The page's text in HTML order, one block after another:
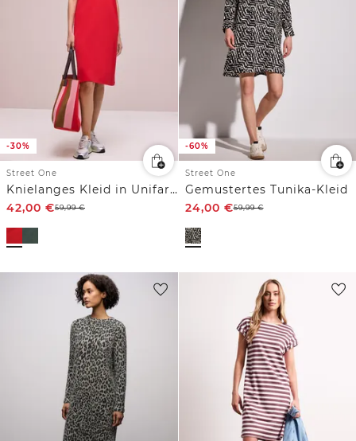
-30%
Street One
Knielanges Kleid in Unifarbe
42,00 €59,99€
-60%
Street One
Gemustertes Tunika-Kleid
24,00 €59,99€